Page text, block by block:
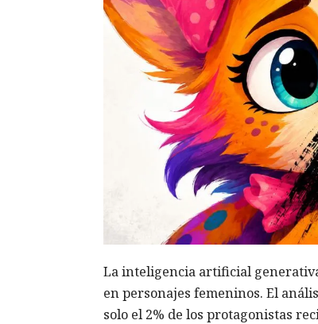
La inteligencia artificial
en personajes femeninos. El
solo el 2% de los protagonistas